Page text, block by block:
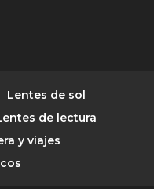
Lentes de sol
de lectura
y viajes